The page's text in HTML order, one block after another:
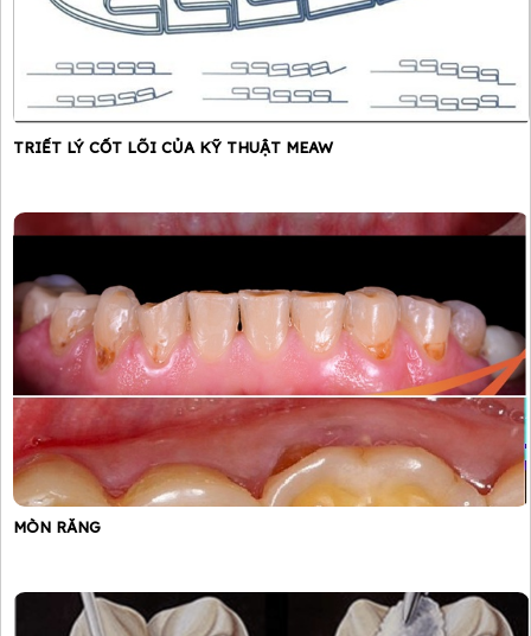
TRIẾT LÝ CỐT LÕI CỦA KỸ THUẬT MEAW
MÒN RĂNG